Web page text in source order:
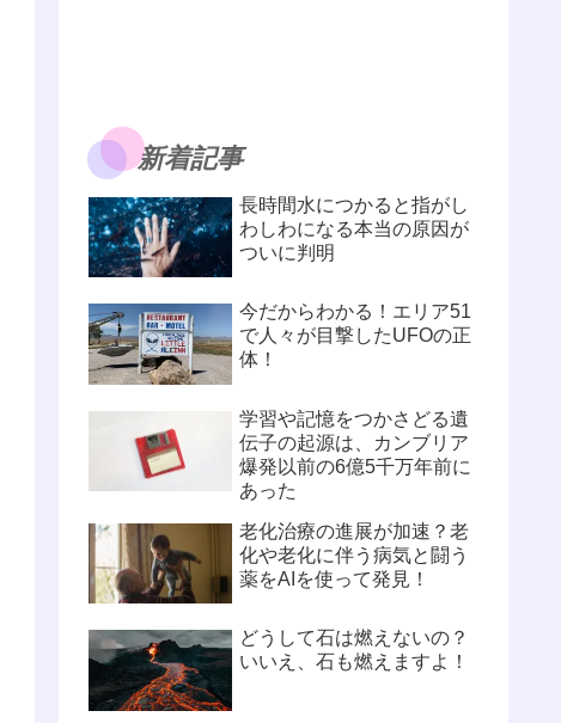
新着記事
長時間水につかると指がし
わしわになる本当の原因が
ついに判明
今だからわかる！エリア51
で人々が目撃したUFOの正
体！
学習や記憶をつかさどる遺
伝子の起源は、カンブリア
爆発以前の6億5千万年前に
あった
老化治療の進展が加速？老
化や老化に伴う病気と闘う
薬をAIを使って発見！
どうして石は燃えないの？
いいえ、石も燃えますよ！